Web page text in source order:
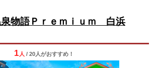
泉物語Ｐｒｅｍｉｕｍ 白浜
1 人 / 20人がおすすめ！